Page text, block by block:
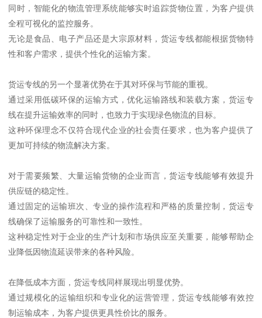
同时，智能化的物流管理系统能够实时追踪货物位置，为客户提供
全程可视化的监控服务。
无论是食品、电子产品还是大宗原材料，货运专线都能根据货物特
性和客户需求，提供个性化的运输方案。
货运专线的另一个显著优势在于其对环保与节能的重视。
通过采用低碳环保的运输方式，优化运输路线和装载方案，货运专
线在提升运输效率的同时，也致力于实现绿色物流的目标。
这种环保理念不仅符合现代企业的社会责任要求，也为客户提供了
更加可持续的物流解决方案。
对于需要频繁、大量运输货物的企业而言，货运专线能够有效提升
供应链的稳定性。
通过固定的运输班次、专业的操作流程和严格的质量控制，货运专
线确保了运输服务的可靠性和一致性。
这种稳定性对于企业的生产计划和市场供应至关重要，能够帮助企
业降低因物流延误带来的各种风险。
在降低成本方面，货运专线同样展现出明显优势。
通过规模化的运输组织和专业化的运营管理，货运专线能够有效控
制运输成本，为客户提供更具性价比的服务。